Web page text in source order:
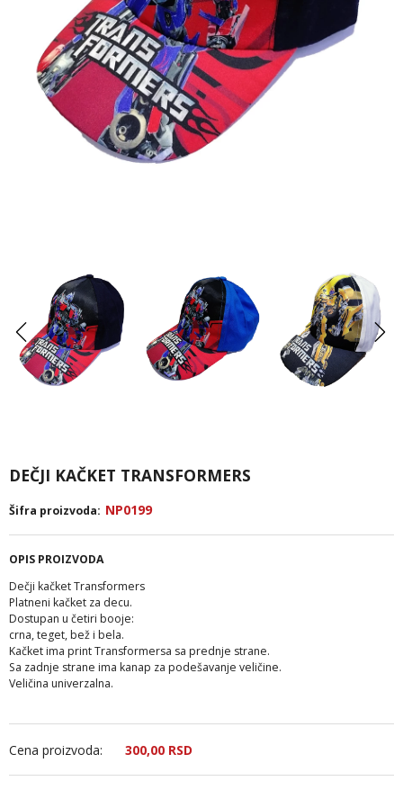
DEČJI KAČKET TRANSFORMERS
Šifra proizvoda: NP0199
OPIS PROIZVODA
Dečji kačket Transformers
Platneni kačket za decu.
Dostupan u četiri booje:
crna, teget, bež i bela.
Kačket ima print Transformersa sa prednje strane.
Sa zadnje strane ima kanap za podešavanje veličine.
Veličina univerzalna.
Cena proizvoda: 300,00 RSD